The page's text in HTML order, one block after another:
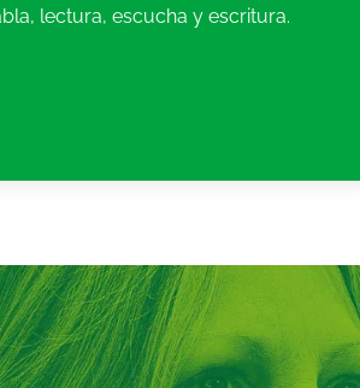
lectura, escucha y escritura.